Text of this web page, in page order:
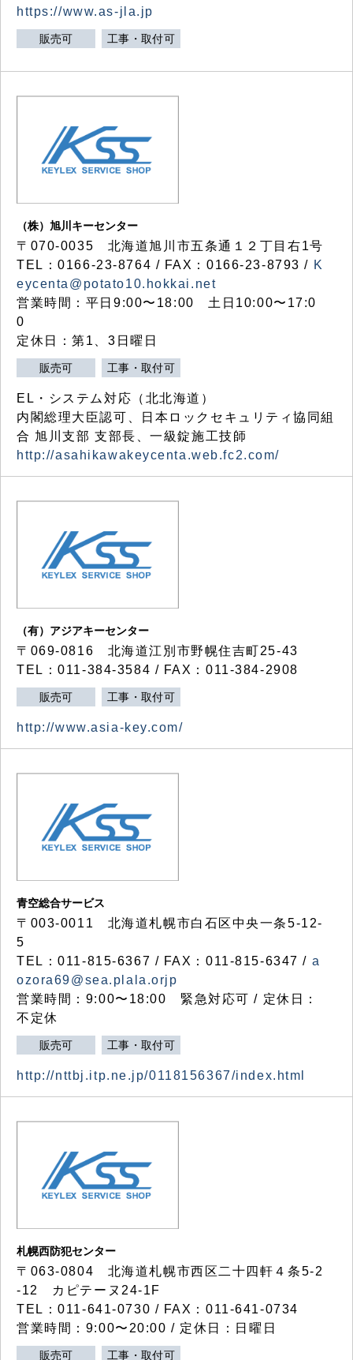
https://www.as-jla.jp
販売可 工事・取付可
（株）旭川キーセンター
〒070-0035 北海道旭川市五条通１２丁目右1号
TEL：0166-23-8764 / FAX：0166-23-8793 / K
eycenta@potato10.hokkai.net
営業時間：平日9:00〜18:00 土日10:00〜17:0
0
定休日：第1、3日曜日
販売可 工事・取付可
EL・システム対応（北北海道）
内閣総理大臣認可、日本ロックセキュリティ協同組
合 旭川支部 支部長、一級錠施工技師
http://asahikawakeycenta.web.fc2.com/
（有）アジアキーセンター
〒069-0816 北海道江別市野幌住吉町25-43
TEL：011-384-3584 / FAX：011-384-2908
販売可 工事・取付可
http://www.asia-key.com/
青空総合サービス
〒003-0011 北海道札幌市白石区中央一条5-12-
5
TEL：011-815-6367 / FAX：011-815-6347 / a
ozora69@sea.plala.orjp
営業時間：9:00〜18:00 緊急対応可 / 定休日：
不定休
販売可 工事・取付可
http://nttbj.itp.ne.jp/0118156367/index.html
札幌西防犯センター
〒063-0804 北海道札幌市西区二十四軒４条5-2
-12 カピテーヌ24-1F
TEL：011-641-0730 / FAX：011-641-0734
営業時間：9:00〜20:00 / 定休日：日曜日
販売可 工事・取付可